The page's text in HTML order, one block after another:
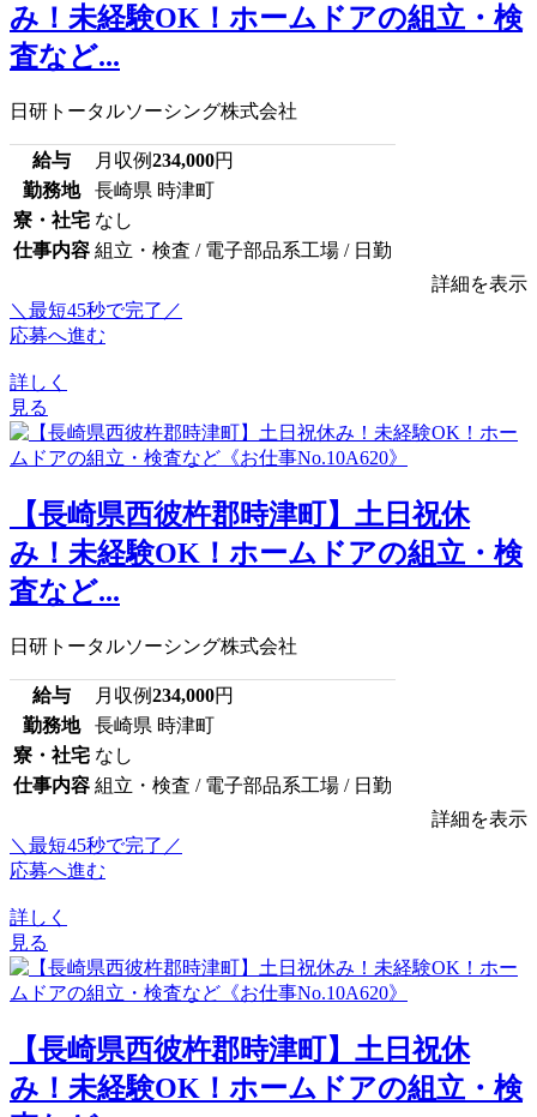
み！未経験OK！ホームドアの組立・検
査など...
日研トータルソーシング株式会社
給与 月収例234,000円
勤務地
長崎県 時津町
寮・社宅 なし
仕事内容 組立・検査 / 電子部品系工場 / 日勤
詳細を表示
＼最短45秒で完了／
応募へ進む
詳しく
見る
【長崎県西彼杵郡時津町】土日祝休
み！未経験OK！ホームドアの組立・検
査など...
日研トータルソーシング株式会社
給与 月収例234,000円
勤務地
長崎県 時津町
寮・社宅 なし
仕事内容 組立・検査 / 電子部品系工場 / 日勤
詳細を表示
＼最短45秒で完了／
応募へ進む
詳しく
見る
【長崎県西彼杵郡時津町】土日祝休
み！未経験OK！ホームドアの組立・検